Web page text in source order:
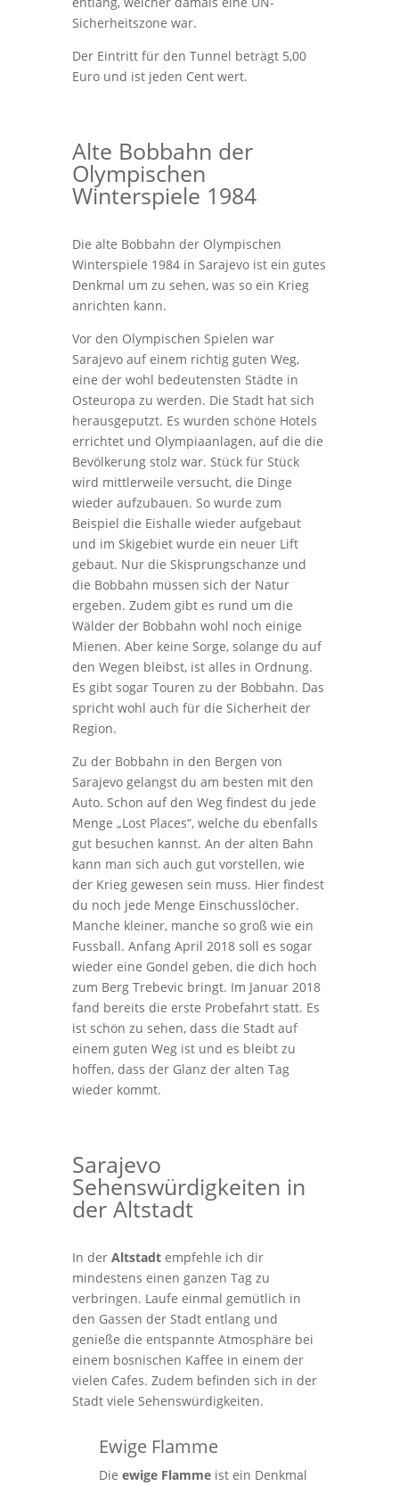
Sicherheitszone war.
Der Eintritt für den Tunnel beträgt 5,00
Euro und ist jeden Cent wert.
Alte Bobbahn der
Olympischen
Winterspiele 1984
Die alte Bobbahn der Olympischen
Winterspiele 1984 in Sarajevo ist ein gutes
Denkmal um zu sehen, was so ein Krieg
anrichten kann.
Vor den Olympischen Spielen war
Sarajevo auf einem richtig guten Weg,
eine der wohl bedeutensten Städte in
Osteuropa zu werden. Die Stadt hat sich
herausgeputzt. Es wurden schöne Hotels
errichtet und Olympiaanlagen, auf die die
Bevölkerung stolz war. Stück für Stück
wird mittlerweile versucht, die Dinge
wieder aufzubauen. So wurde zum
Beispiel die Eishalle wieder aufgebaut
und im Skigebiet wurde ein neuer Lift
gebaut. Nur die Skisprungschanze und
die Bobbahn müssen sich der Natur
ergeben. Zudem gibt es rund um die
Wälder der Bobbahn wohl noch einige
Mienen. Aber keine Sorge, solange du auf
den Wegen bleibst, ist alles in Ordnung.
Es gibt sogar Touren zu der Bobbahn. Das
spricht wohl auch für die Sicherheit der
Region.
Zu der Bobbahn in den Bergen von
Sarajevo gelangst du am besten mit den
Auto. Schon auf den Weg findest du jede
Menge „Lost Places“, welche du ebenfalls
gut besuchen kannst. An der alten Bahn
kann man sich auch gut vorstellen, wie
der Krieg gewesen sein muss. Hier findest
du noch jede Menge Einschusslöcher.
Manche kleiner, manche so groß wie ein
Fussball. Anfang April 2018 soll es sogar
wieder eine Gondel geben, die dich hoch
zum Berg Trebevic bringt. Im Januar 2018
fand bereits die erste Probefahrt statt. Es
ist schön zu sehen, dass die Stadt auf
einem guten Weg ist und es bleibt zu
hoffen, dass der Glanz der alten Tag
wieder kommt.
Sarajevo
Sehenswürdigkeiten in
der Altstadt
In der Altstadtempfehle ich dir
mindestens einen ganzen Tag zu
verbringen. Laufe einmal gemütlich in
den Gassen der Stadt entlang und
genieße die entspannte Atmosphäre bei
einem bosnischen Kaffee in einem der
vielen Cafes. Zudem befinden sich in der
Stadt viele Sehenswürdigkeiten.
Ewige Flamme
Die ewige Flammeist ein Denkmal